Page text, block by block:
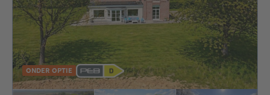
ONDER OPTIE